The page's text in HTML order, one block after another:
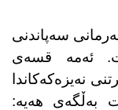
سەپاندنی
ئەمە قسەی
نەیزەکەکاندا
بەڵگەی هەیە: